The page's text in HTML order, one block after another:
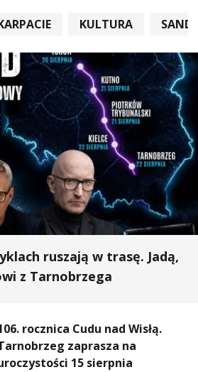
KULTURA
ruszają w trasę. Jadą,
z Tarnobrzega
rocznica Cudu nad Wisłą.
zaprasza na
15 sierpnia